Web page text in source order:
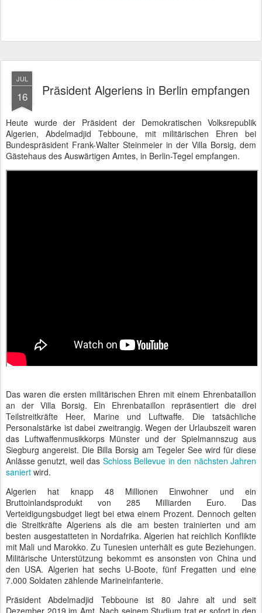
JUL
16 Präsident Algeriens in Berlin empfangen
Heute wurde der Präsident der Demokratischen Volksrepublik
Algerien, Abdelmadjid Tebboune, mit militärischen Ehren bei
Bundespräsident Frank-Walter Steinmeier in der Villa Borsig, dem
Gästehaus des Auswärtigen Amtes, in Berlin-Tegel empfangen.
Das waren die ersten militärischen Ehren mit einem Ehrenbataillon
an der Villa Borsig. Ein Ehrenbataillon repräsentiert die drei
Teilstreitkräfte Heer, Marine und Luftwaffe. Die tatsächliche
Personalstärke ist dabei zweitrangig. Wegen der Urlaubszeit waren
das Luftwaffenmusikkorps Münster und der Spielmannszug aus
Siegburg angereist. Die Billa Borsig am Tegeler See wird für diese
Anlässe genutzt, weil das Schloss Bellevue in den nächsten Jahren
saniert wird.
Algerien hat knapp 48 Millionen Einwohner und ein
Bruttoinlandsprodukt von 285 Milliarden Euro. Das
Verteidigungsbudget liegt bei etwa einem Prozent. Dennoch gelten
die Streitkräfte Algeriens als die am besten trainierten und am
besten ausgestatteten in Nordafrika. Algerien hat reichlich Konflikte
mit Mali und Marokko. Zu Tunesien unterhält es gute Beziehungen.
Militärische Unterstützung bekommt es ansonsten von China und
den USA. Algerien hat sechs U-Boote, fünf Fregatten und eine
7.000 Soldaten zählende Marineinfanterie.
Präsident Abdelmadjid Tebboune ist 80 Jahre alt und seit
Dezember 2019 im Amt. Nach seinem Studium trat er sofort in den